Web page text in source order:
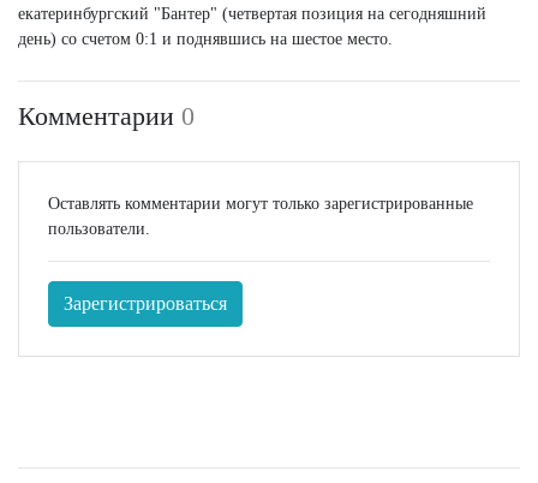
екатеринбургский "Бантер" (четвертая позиция на сегодняшний
день) со счетом 0:1 и поднявшись на шестое место.
Комментарии 0
Оставлять комментарии могут только зарегистрированные
пользователи.
Зарегистрироваться